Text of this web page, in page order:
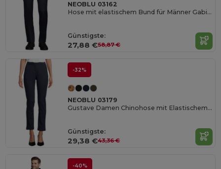
NEOBLU 03162
Hose mit elastischem Bund für Männer Gabin Men
Günstigste:
27,88 €58,87 €
-32%
NEOBLU 03179
Gustave Damen Chinohose mit Elastischem Bund
Günstigste:
29,38 €43,36 €
-40%